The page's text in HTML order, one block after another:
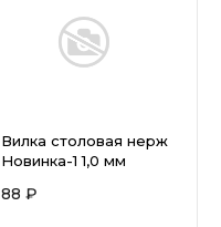
Вилка столовая нерж
Новинка-1 1,0 мм
88 ₽